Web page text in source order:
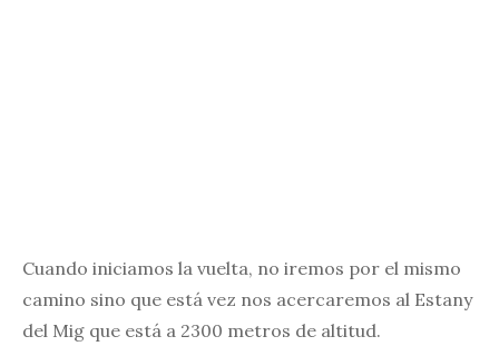
Cuando iniciamos la vuelta, no iremos por el mismo
camino sino que está vez nos acercaremos al Estany
del Mig que está a 2300 metros de altitud.